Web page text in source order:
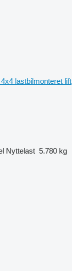
lastbilmonteret lift
Nyttelast 5.780 kg